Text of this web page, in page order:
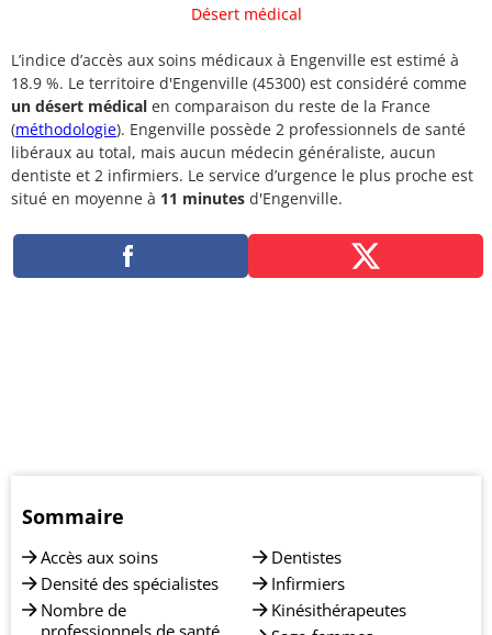
Désert médical
L’indice d’accès aux soins médicaux à Engenville est estimé à
18.9 %. Le territoire d'Engenville (45300) est considéré comme
un désert médical en comparaison du reste de la France
(méthodologie). Engenville possède 2 professionnels de santé
libéraux au total, mais aucun médecin généraliste, aucun
dentiste et 2 infirmiers. Le service d’urgence le plus proche est
situé en moyenne à 11 minutes d'Engenville.
Sommaire
Accès aux soins
Densité des spécialistes
Nombre de
professionnels de santé
Dentistes
Infirmiers
Kinésithérapeutes